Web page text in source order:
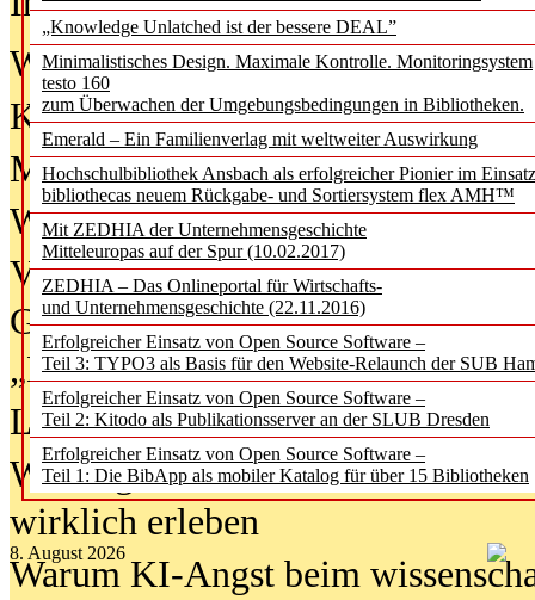
„Knowledge Unlatched ist der bessere DEAL”
Minimalistisches Design. Maximale Kontrolle. Monitoringsystem
testo 160
zum Überwachen der Umgebungsbedingungen in Bibliotheken.
Emerald – Ein Familienverlag mit weltweiter Auswirkung
Hochschulbibliothek Ansbach als erfolgreicher Pionier im
bibliothecas neuem Rückgabe- und Sortiersystem flex AMH™
Mit ZEDHIA der Unternehmensgeschichte
Mitteleuropas auf der Spur (10.02.2017)
ZEDHIA – Das Onlineportal für Wirtschafts-
und Unternehmensgeschichte (22.11.2016)
Erfolgreicher Einsatz von Open Source Software –
Teil 3: TYPO3 als Basis für den Website-Relaunch der SUB
Erfolgreicher Einsatz von Open Source Software –
Teil 2: Kitodo als Publikationsserver an der SLUB Dresden
Erfolgreicher Einsatz von Open Source Software –
Teil 1: Die BibApp als mobiler Katalog für über 15 Bibliotheken
8. August 2026
Was Hochschul­bibliotheken von
Kinder in der digitalen Welt
Metadaten als Infrastruktur
Wenn Bots katalogisieren
Von Abschlusskleidern bis
Geisterjagd-Ausrüstung in der
„Library of Things“ unterwegs
Lesen als Infrastrukturaufgabe
Wie Jugendliche Social Media
wirklich erleben
Warum KI-Angst beim